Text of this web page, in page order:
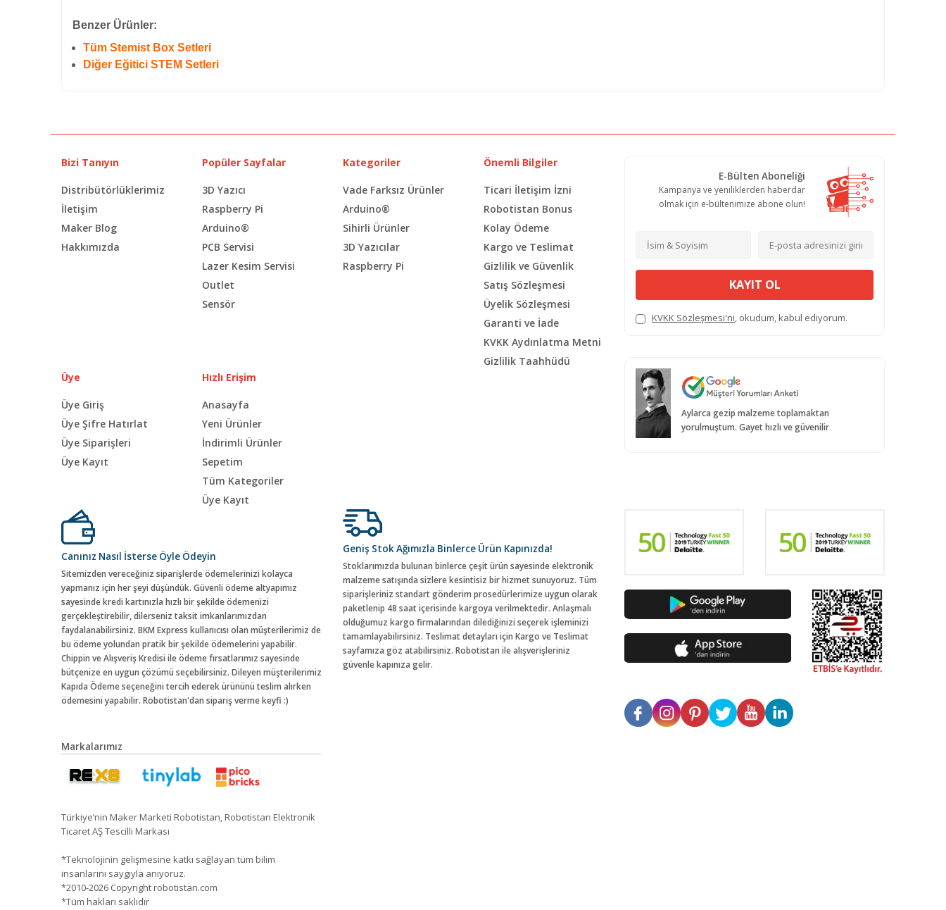
Benzer Ürünler:
Tüm Stemist Box Setleri
Diğer Eğitici STEM Setleri
Bizi Tanıyın
Distribütörlüklerimiz
İletişim
Maker Blog
Hakkımızda
Popüler Sayfalar
3D Yazıcı
Raspberry Pi
Arduino®
PCB Servisi
Lazer Kesim Servisi
Outlet
Sensör
Kategoriler
Vade Farksız Ürünler
Arduino®
Sihirli Ürünler
3D Yazıcılar
Raspberry Pi
Önemli Bilgiler
Ticari İletişim İzni
Robotistan Bonus
Kolay Ödeme
Kargo ve Teslimat
Gizlilik ve Güvenlik
Satış Sözleşmesi
Üyelik Sözleşmesi
Garanti ve İade
KVKK Aydınlatma Metni
Gizlilik Taahhüdü
Üye
Üye Giriş
Üye Şifre Hatırlat
Üye Siparişleri
Üye Kayıt
Hızlı Erişim
Anasayfa
Yeni Ürünler
İndirimli Ürünler
Sepetim
Tüm Kategoriler
Üye Kayıt
E-Bülten Aboneliği
Kampanya ve yeniliklerden haberdar
olmak için e-bültenimize abone olun!
KAYIT OL
KVKK Sözleşmesi'ni, okudum, kabul ediyorum.
Aylarca gezip malzeme toplamaktan
yorulmuştum. Gayet hızlı ve güvenilir
Canınız Nasıl İsterse Öyle Ödeyin
Sitemizden vereceğiniz siparişlerde ödemelerinizi kolayca
yapmanız için her şeyi düşündük. Güvenli ödeme altyapımız
sayesinde kredi kartınızla hızlı bir şekilde ödemenizi
gerçekleştirebilir, dilerseniz taksit imkanlarımızdan
faydalanabilirsiniz. BKM Express kullanıcısı olan müşterilerimiz de
bu ödeme yolundan pratik bir şekilde ödemelerini yapabilir.
Chippin ve Alışveriş Kredisi ile ödeme fırsatlarımız sayesinde
bütçenize en uygun çözümü seçebilirsiniz. Dileyen müşterilerimiz
Kapıda Ödeme seçeneğini tercih ederek ürününü teslim alırken
ödemesini yapabilir. Robotistan'dan sipariş verme keyfi :)
Geniş Stok Ağımızla Binlerce Ürün Kapınızda!
Stoklarımızda bulunan binlerce çeşit ürün sayesinde elektronik
malzeme satışında sizlere kesintisiz bir hizmet sunuyoruz. Tüm
siparişleriniz standart gönderim prosedürlerimize uygun olarak
paketlenip 48 saat içerisinde kargoya verilmektedir. Anlaşmalı
olduğumuz kargo firmalarından dilediğinizi seçerek işleminizi
tamamlayabilirsiniz. Teslimat detayları için Kargo ve Teslimat
sayfamıza göz atabilirsiniz. Robotistan ile alışverişleriniz
güvenle kapınıza gelir.
Markalarımız
Türkiye’nin Maker Marketi Robotistan, Robotistan Elektronik
Ticaret AŞ Tescilli Markası
*Teknolojinin gelişmesine katkı sağlayan tüm bilim
insanlarını saygıyla anıyoruz.
*2010-2026 Copyright robotistan.com
*Tüm hakları saklıdır